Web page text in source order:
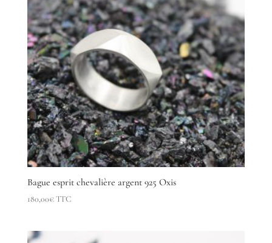
Bague esprit chevalière argent 925 Oxis
180,00€TTC